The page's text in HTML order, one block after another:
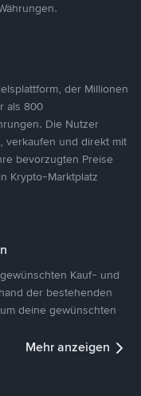
der Millionen
als 800
Die Nutzer
verkaufen und direkt mit
bevorzugten Preise
Krypto-Marktplatz
Kauf- und
der bestehenden
deine gewünschten
Mehr anzeigen